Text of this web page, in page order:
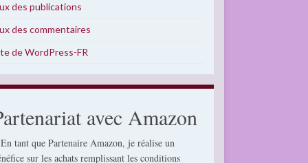
des publications
des commentaires
de WordPress-FR
avec Amazon
tant que Partenaire Amazon, je réalise un
sur les achats remplissant les conditions